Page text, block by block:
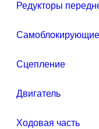
Редукторы
Сцепление
Двигатель
Ходовая часть